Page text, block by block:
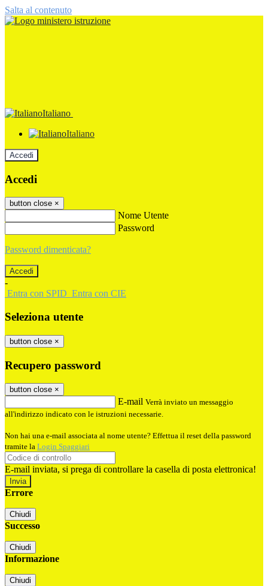
Salta al contenuto
Italiano
Italiano
Accedi
Accedi
button close ×
Nome Utente
Password
Password dimenticata?
-
Entra con SPID Entra con CIE
Seleziona utente
button close ×
Recupero password
button close ×
E-mail Verrà inviato un messaggio
all'indirizzo indicato con le istruzioni necessarie.
Non hai una e-mail associata al nome utente? Effettua il reset della password
tramite la Login Spaggiari
E-mail inviata, si prega di controllare la casella di posta elettronica!
Errore
Chiudi
Successo
Chiudi
Informazione
Chiudi